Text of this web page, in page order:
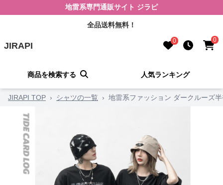
地雷系専門通販サイト ジラピ
全品送料無料！
JIRAPI 0 0
商品を検索する 人気ランキング
JIRAPI TOP › シャツの一覧 › 地雷系ファッション ダークルーズ